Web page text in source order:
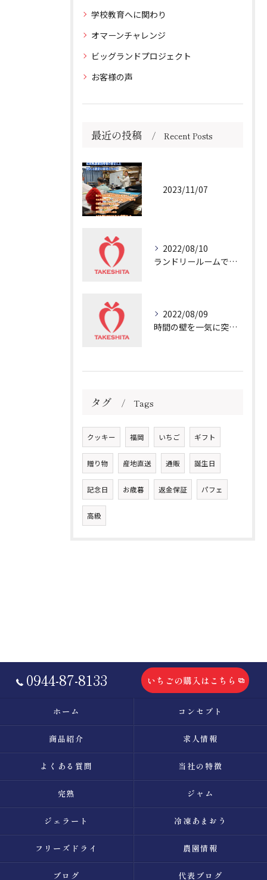
学校教育へに関わり
オマーンチャレンジ
ビッグランドプロジェクト
お客様の声
最近の投稿 Recent Posts
2023/11/07
2022/08/10
ランドリールームで冷や汗💦
2022/08/09
時間の壁を一気に突き破る非日常
タグ Tags
クッキー 福岡 いちご ギフト
贈り物 産地直送 通販 誕生日
記念日 お歳暮 返金保証 パフェ
高級
0944-87-8133 いちごの購入はこちら
ホーム コンセプト
商品紹介 求人情報
よくある質問 当社の特徴
完熟 ジャム
ジェラート 冷凍あまおう
フリーズドライ 農園情報
ブログ 代表ブログ